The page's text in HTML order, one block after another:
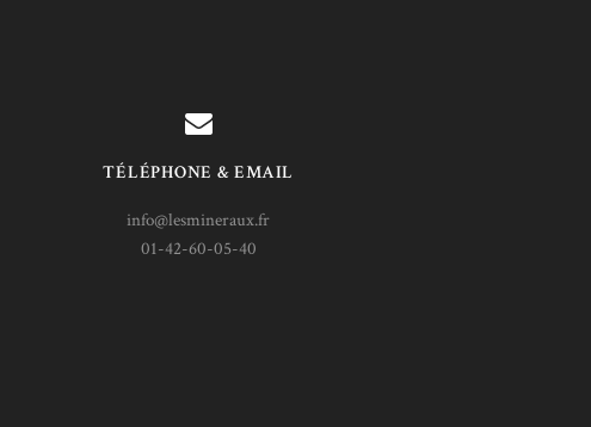
TÉLÉPHONE & EMAIL
info@lesmineraux.fr
01-42-60-05-40